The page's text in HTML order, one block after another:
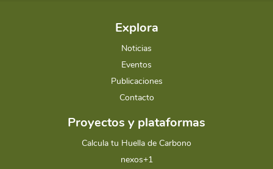
Explora
Noticias
Eventos
Publicaciones
Contacto
Proyectos y plataformas
Calcula tu Huella de Carbono
nexos+1